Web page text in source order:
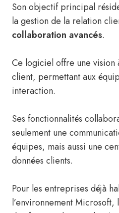
Son objectif principal
la gestion de la relation
collaboration avancés.
Ce logiciel offre une vision
client, permettant aux
interaction.
Ses fonctionnalités
seulement une
équipes, mais aussi une
données clients.
Pour les entreprises déjà
l’environnement Microsoft,